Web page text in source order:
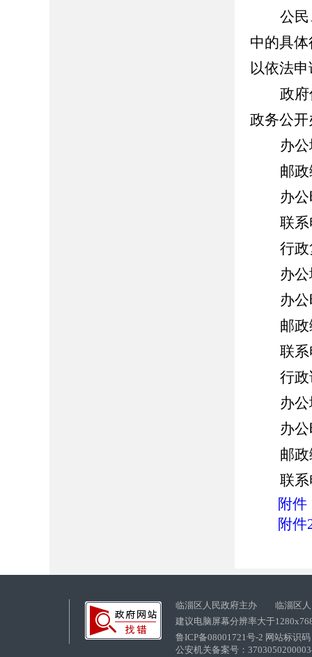
公
中的具
以依法
政
政务公开
办
邮
办
联
行
办
办
邮
联
行
办
办
邮
联
附件
附件
临淄区人民政府主办 临淄区人
建议电脑屏幕分辨率大于
鲁ICP备08001721号-2 网站标识
公安机关备案号：